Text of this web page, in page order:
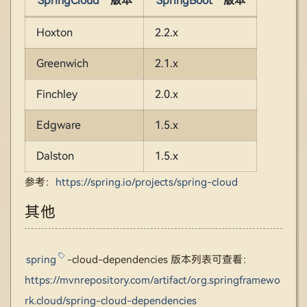
Hoxton 2.2.x
Greenwich 2.1.x
Finchley 2.0.x
Edgware 1.5.x
Dalston 1.5.x
参考： https://spring.io/projects/spring-cloud
其他
spring
-cloud-dependencies 版本列表可查看：
https://mvnrepository.com/artifact/org.springframewo
rk.cloud/spring-cloud-dependencies